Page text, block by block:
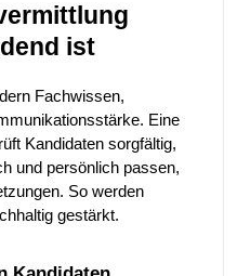
ist
Fachwissen,
Eine
Kandidaten sorgfältig,
und persönlich passen,
So werden
gestärkt.